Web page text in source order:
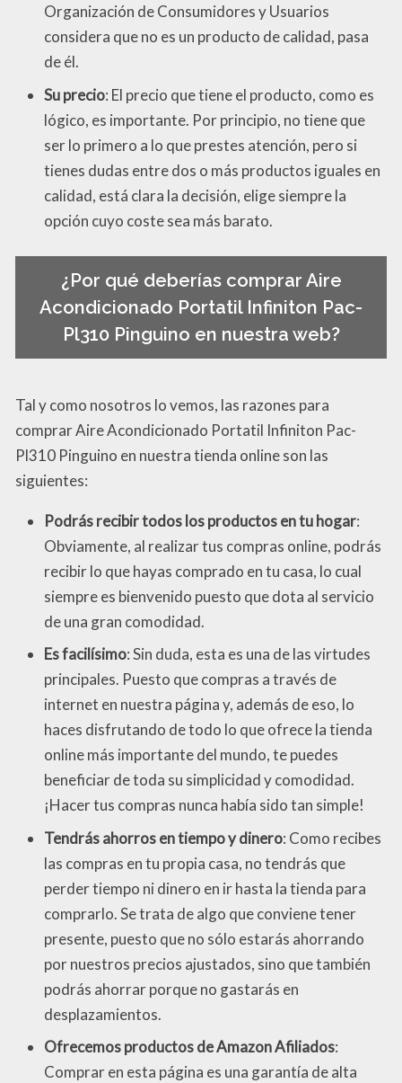
Organización de Consumidores y Usuarios
considera que no es un producto de calidad, pasa
de él.
Su precio: El precio que tiene el producto, como es
lógico, es importante. Por principio, no tiene que
ser lo primero a lo que prestes atención, pero si
tienes dudas entre dos o más productos iguales en
calidad, está clara la decisión, elige siempre la
opción cuyo coste sea más barato.
¿Por qué deberías comprar Aire
Acondicionado Portatil Infiniton Pac-
Pl310 Pinguino en nuestra web?
Tal y como nosotros lo vemos, las razones para
comprar Aire Acondicionado Portatil Infiniton Pac-
Pl310 Pinguino en nuestra tienda online son las
siguientes:
Podrás recibir todos los productos en tu hogar:
Obviamente, al realizar tus compras online, podrás
recibir lo que hayas comprado en tu casa, lo cual
siempre es bienvenido puesto que dota al servicio
de una gran comodidad.
Es facilísimo: Sin duda, esta es una de las virtudes
principales. Puesto que compras a través de
internet en nuestra página y, además de eso, lo
haces disfrutando de todo lo que ofrece la tienda
online más importante del mundo, te puedes
beneficiar de toda su simplicidad y comodidad.
¡Hacer tus compras nunca había sido tan simple!
Tendrás ahorros en tiempo y dinero: Como recibes
las compras en tu propia casa, no tendrás que
perder tiempo ni dinero en ir hasta la tienda para
comprarlo. Se trata de algo que conviene tener
presente, puesto que no sólo estarás ahorrando
por nuestros precios ajustados, sino que también
podrás ahorrar porque no gastarás en
desplazamientos.
Ofrecemos productos de Amazon Afiliados:
Comprar en esta página es una garantía de alta